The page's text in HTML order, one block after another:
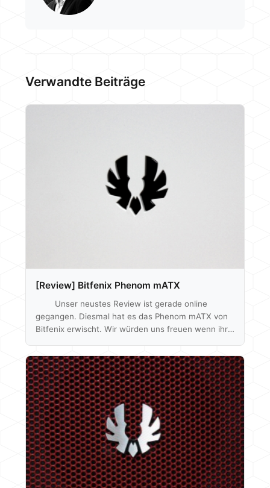
Verwandte Beiträge
[Review] Bitfenix Phenom mATX
Unser neustes Review ist gerade online
gegangen. Diesmal hat es das Phenom mATX von
Bitfenix erwischt. Wir würden uns freuen wenn ihr
Kritik in die Kommentare schreibt. Das Unboxing
gibt es direkt hier schon mal und alles Weitere dann
im Test: Hier gehts zum Test: Inhaltsverzeichnis:
Versionen/Lieferumfang Äußeres Platz für
Komponenten/Lüfterkonfiguration Temperatur-
Tests Temp. Bench Auswertung/Modding/Fazit
Viel Spaß euer hardwarepoint-Team